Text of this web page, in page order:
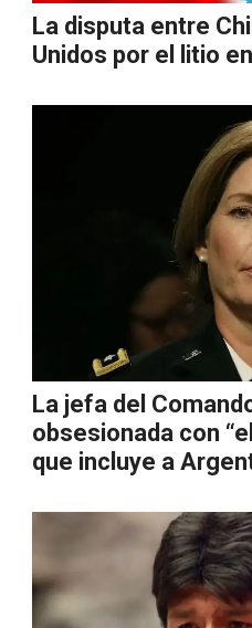
La disputa entre
Unidos por el litio
La jefa del
obsesionada con
que incluye a